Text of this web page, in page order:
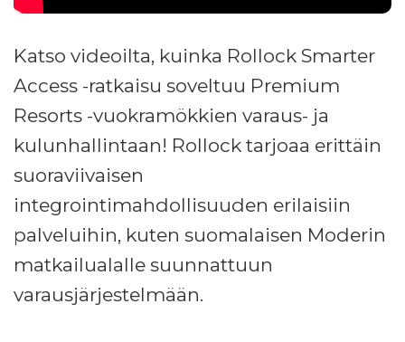
Katso videoilta, kuinka Rollock Smarter
Access -ratkaisu soveltuu Premium
Resorts -vuokramökkien varaus- ja
kulunhallintaan! Rollock tarjoaa erittäin
suoraviivaisen
integrointimahdollisuuden erilaisiin
palveluihin, kuten suomalaisen Moderin
matkailualalle suunnattuun
varausjärjestelmään.